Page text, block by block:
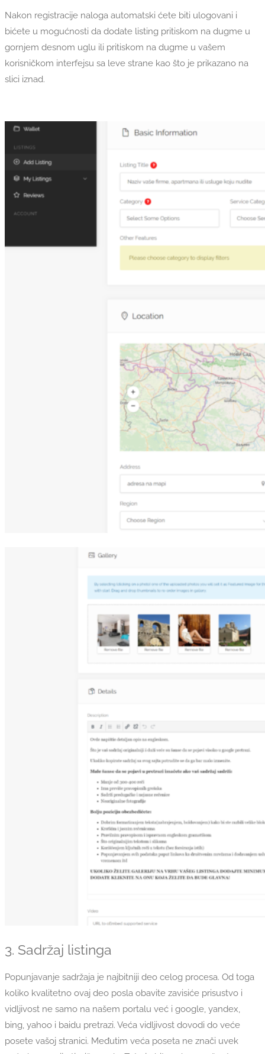
Nakon registracije naloga automatski ćete biti ulogovani i
bićete u mogućnosti da dodate listing pritiskom na dugme u
gornjem desnom uglu ili pritiskom na dugme u vašem
korisničkom interfejsu sa leve strane kao što je prikazano na
slici iznad.
3. Sadržaj listinga
Popunjavanje sadržaja je najbitniji deo celog procesa. Od toga
koliko kvalitetno ovaj deo posla obavite zavisiće prisustvo i
vidljivost ne samo na našem portalu već i google, yandex,
bing, yahoo i baidu pretrazi. Veća vidljivost dovodi do veće
posete vašoj stranici. Međutim veća poseta ne znači uvek